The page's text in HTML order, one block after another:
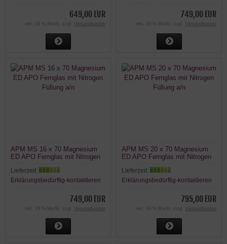
649,00 EUR
inkl. 19 % MwSt. zzgl. Versandkosten
749,00 EUR
inkl. 19 % MwSt. zzgl. Versandkosten
APM MS 16 x 70 Magnesium
ED APO Fernglas mit Nitrogen
Lieferzeit:
Erklärungsbedürftig-kontaktieren
749,00 EUR
inkl. 19 % MwSt. zzgl. Versandkosten
APM MS 20 x 70 Magnesium
ED APO Fernglas mit Nitrogen
Lieferzeit:
Erklärungsbedürftig-kontaktieren
795,00 EUR
inkl. 19 % MwSt. zzgl. Versandkosten